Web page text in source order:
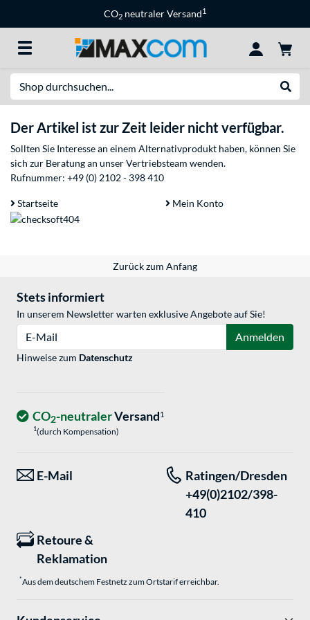
CO2 neutraler Versand1
Der Artikel ist zur Zeit leider nicht verfügbar.
Sollten Sie Interesse an einem Alternativprodukt haben, können Sie
sich zur Beratung an unser Vertriebsteam wenden.
Rufnummer: +49 (0) 2102 - 398 410
Startseite Mein Konto
Zurück zum Anfang
Stets informiert
In unserem Newsletter warten exklusive Angebote auf Sie!
Anmelden
Hinweise zum Datenschutz
CO2-neutralerVersand1
1(durch Kompensation)
E-Mail
Ratingen/Dresden
+49(0)2102/398-
410
Retoure &
Reklamation
*Aus dem deutschem Festnetz zum Ortstarif erreichbar.